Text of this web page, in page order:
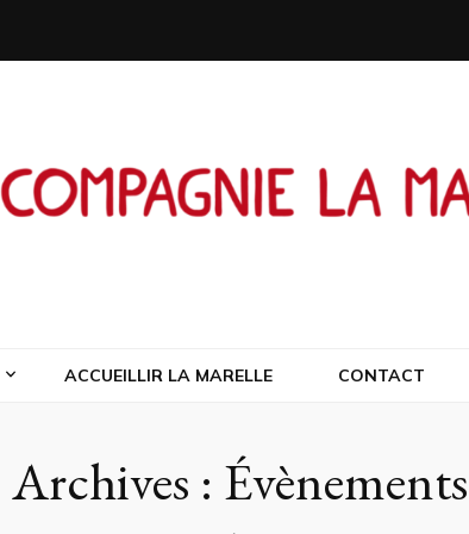
ACCUEILLIR LA MARELLE CONTACT
Archives : Évènements